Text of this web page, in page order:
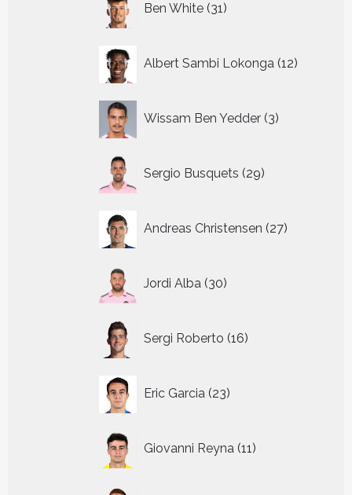
Ben White 31
producten
Albert Sambi Lokonga 12
Wissam Ben Yedder 3
producten
Sergio Busquets 29
producten
Andreas Christensen 27
producten
Jordi Alba 30
producten
Sergi Roberto 16
producten
Eric Garcia 23
producten
Giovanni Reyna 11
producten